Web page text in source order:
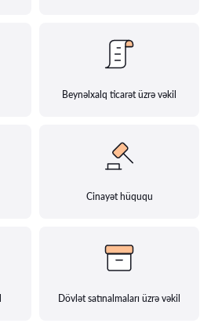
Beynəlxalq ticarət üzrə vəkil
Cinayət hüququ
Dövlət satınalmaları üzrə vəkil